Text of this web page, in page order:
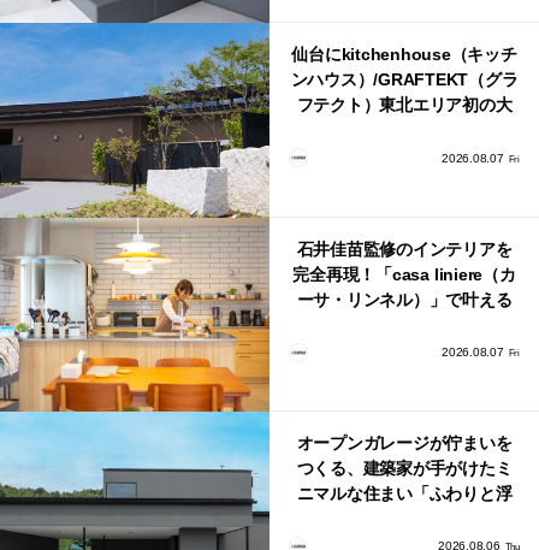
仙台にkitchenhouse（キッチ
ンハウス）/GRAFTEKT（グラ
フテクト）東北エリア初の大
2026.08.07 Fri
石井佳苗監修のインテリアを
完全再現！「casa liniere（カ
ーサ・リンネル）」で叶える
2026.08.07 Fri
オープンガレージが佇まいを
つくる、建築家が手がけたミ
ニマルな住まい「ふわりと浮
2026.08.06 Thu